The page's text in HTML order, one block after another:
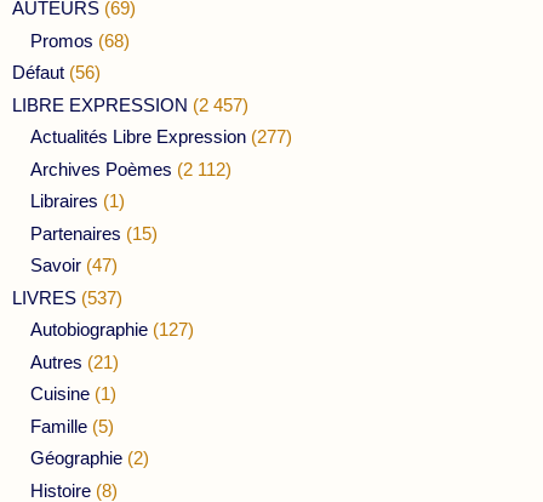
AUTEURS (69)
Promos (68)
Défaut (56)
LIBRE EXPRESSION (2 457)
Actualités Libre Expression (277)
Archives Poèmes (2 112)
Libraires (1)
Partenaires (15)
Savoir (47)
LIVRES (537)
Autobiographie (127)
Autres (21)
Cuisine (1)
Famille (5)
Géographie (2)
Histoire (8)